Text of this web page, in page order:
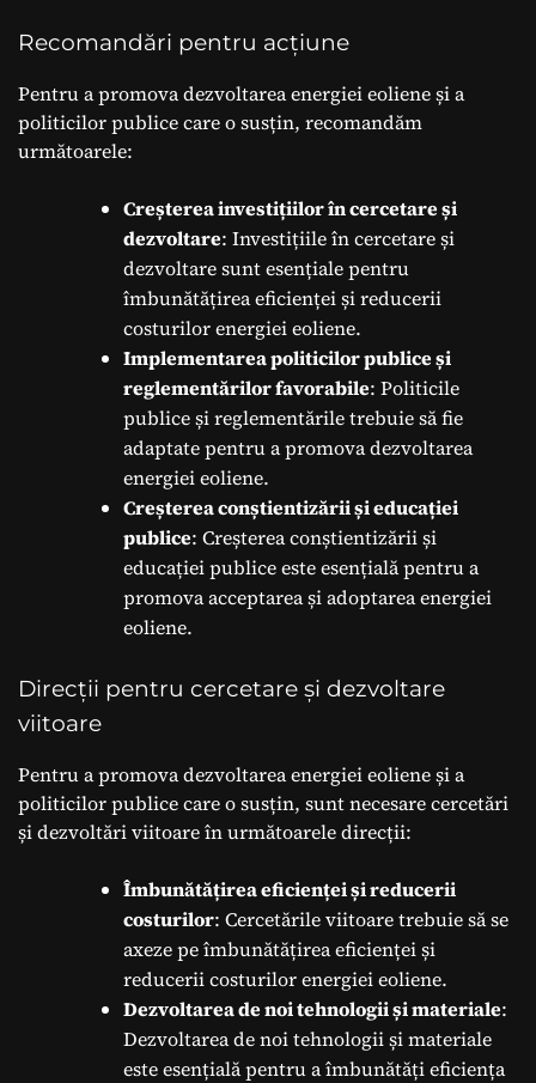
Recomandări pentru acțiune
Pentru a promova dezvoltarea energiei eoliene și a
politicilor publice care o susțin, recomandăm
următoarele:
Creșterea investițiilor în cercetare și
dezvoltare: Investițiile în cercetare și
dezvoltare sunt esențiale pentru
îmbunătățirea eficienței și reducerii
costurilor energiei eoliene.
Implementarea politicilor publice și
reglementărilor favorabile: Politicile
publice și reglementările trebuie să fie
adaptate pentru a promova dezvoltarea
energiei eoliene.
Creșterea conștientizării și educației
publice: Creșterea conștientizării și
educației publice este esențială pentru a
promova acceptarea și adoptarea energiei
eoliene.
Direcții pentru cercetare și dezvoltare
viitoare
Pentru a promova dezvoltarea energiei eoliene și a
politicilor publice care o susțin, sunt necesare cercetări
și dezvoltări viitoare în următoarele direcții:
Îmbunătățirea eficienței și reducerii
costurilor: Cercetările viitoare trebuie să se
axeze pe îmbunătățirea eficienței și
reducerii costurilor energiei eoliene.
Dezvoltarea de noi tehnologii și materiale:
Dezvoltarea de noi tehnologii și materiale
este esențială pentru a îmbunătăți eficiența